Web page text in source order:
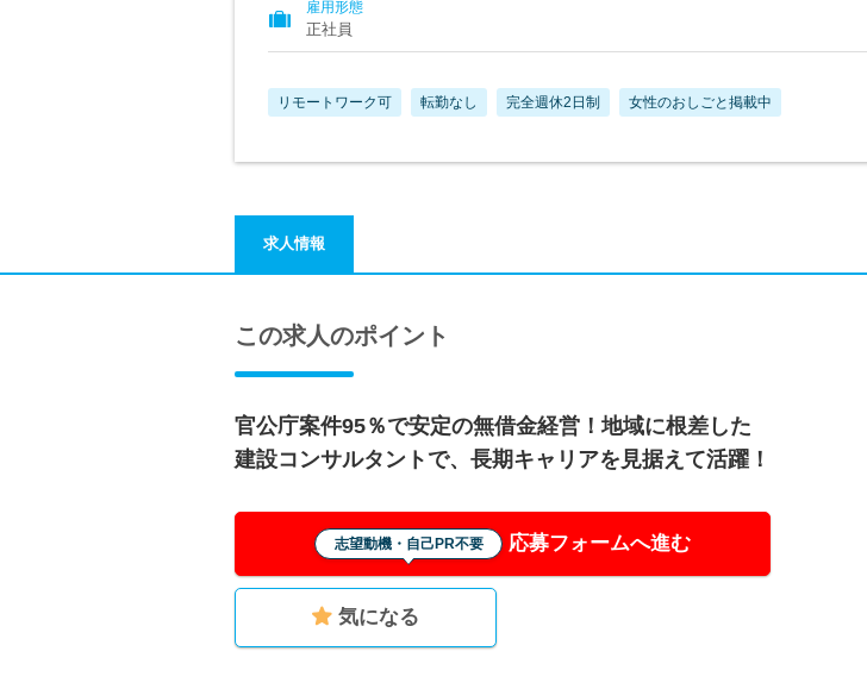
雇用形態
正社員
リモートワーク可 転勤なし 完全週休2日制 女性のおしごと掲載中
求人情報
この求人のポイント
官公庁案件95％で安定の無借金経営！地域に根差した
建設コンサルタントで、長期キャリアを見据えて活躍！
志望動機・自己PR不要 応募フォームへ進む
気になる